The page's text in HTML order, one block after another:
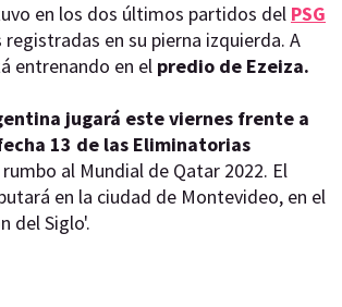
en los dos últimos partidos del PSG
en su pierna izquierda. A
entrenando en el predio de Ezeiza.
jugará este viernes frente a
13 de las Eliminatorias
rumbo al Mundial de Qatar 2022. El
en la ciudad de Montevideo, en el
del Siglo'.